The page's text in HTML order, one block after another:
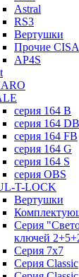
Astral
RS3
Вертушки
Прочие CISA
AP4S
серия 164 B
серия 164 DB
серия 164 FB
серия 164 G
серия 164 S
серия OBS
T-LOCK
Вертушки
Серия
ключей
Серия 7х7
Серия Classic